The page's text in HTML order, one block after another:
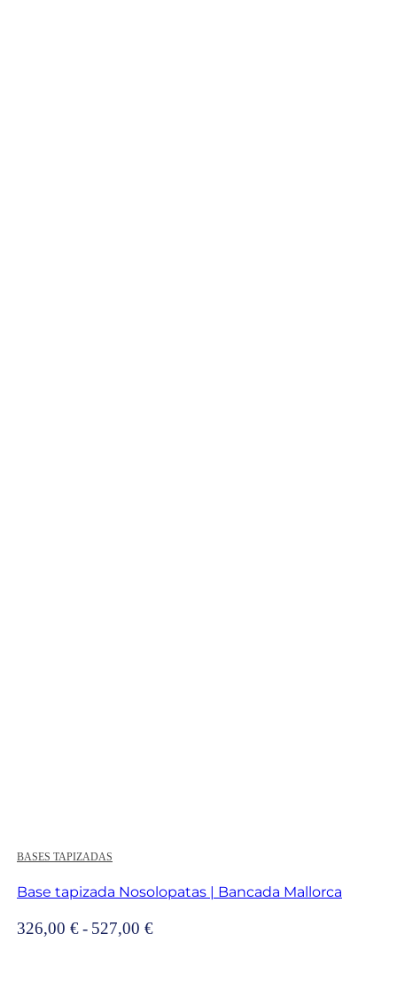
BASES TAPIZADAS
Base tapizada Nosolopatas | Bancada Mallorca
326,00 €- 527,00 €Rango